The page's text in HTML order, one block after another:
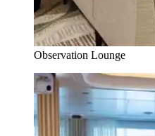
Observation Lounge